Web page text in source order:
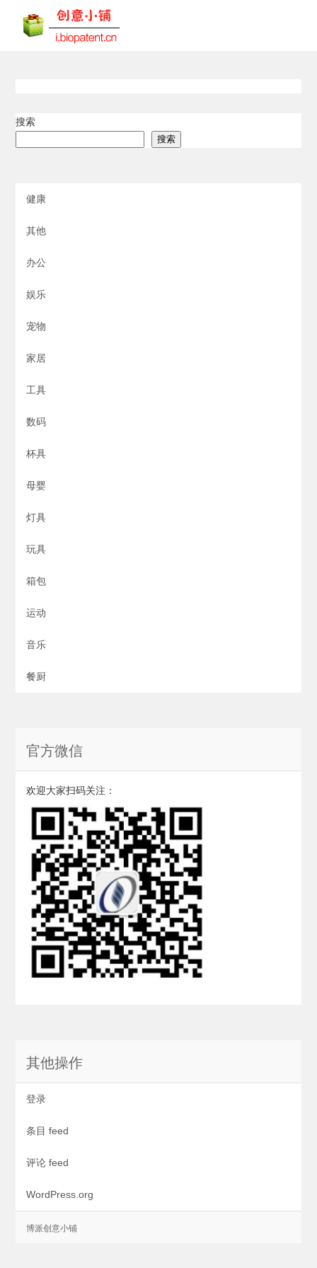
搜索
搜索
健康
其他
办公
娱乐
宠物
家居
工具
数码
杯具
母婴
灯具
玩具
箱包
运动
音乐
餐厨
官方微信
欢迎大家扫码关注：
其他操作
登录
条目 feed
评论 feed
WordPress.org